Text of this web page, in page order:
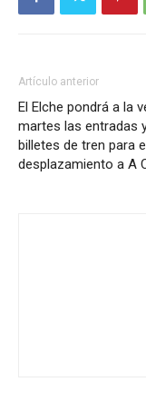
Artículo anterior
El Elche pondrá a la
martes las entradas
billetes de tren para
desplazamiento a A